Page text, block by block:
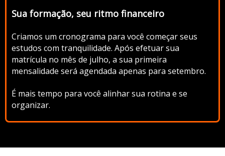
Sua formação, seu ritmo financeiro
Criamos um cronograma para você começar seus
estudos com tranquilidade. Após efetuar sua
matrícula no mês de julho, a sua primeira
mensalidade será agendada apenas para setembro.
É mais tempo para você alinhar sua rotina e se
organizar.